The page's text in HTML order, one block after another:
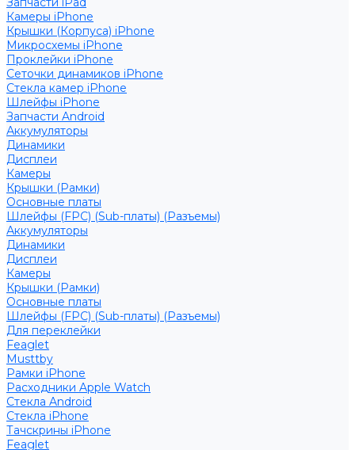
Камеры iPhone
Крышки (Корпуса) iPhone
Микросхемы iPhone
Проклейки iPhone
Сеточки динамиков iPhone
Стекла камер iPhone
Шлейфы iPhone
Запчасти Android
Аккумуляторы
Динамики
Дисплеи
Камеры
Крышки (Рамки)
Основные платы
Шлейфы (FPC) (Sub-платы) (Разъемы)
Аккумуляторы
Динамики
Дисплеи
Камеры
Крышки (Рамки)
Основные платы
Шлейфы (FPC) (Sub-платы) (Разъемы)
Для переклейки
Feaglet
Musttby
Рамки iPhone
Расходники Apple Watch
Стекла Android
Стекла iPhone
Тачскрины iPhone
Feaglet